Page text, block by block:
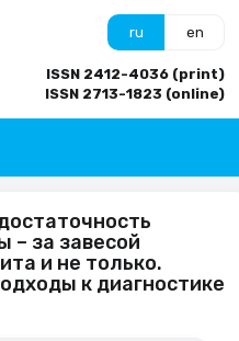
ru en
ISSN 2412-4036 (print)
ISSN 2713-1823 (online)
за завесой
и не только.
к диагностике